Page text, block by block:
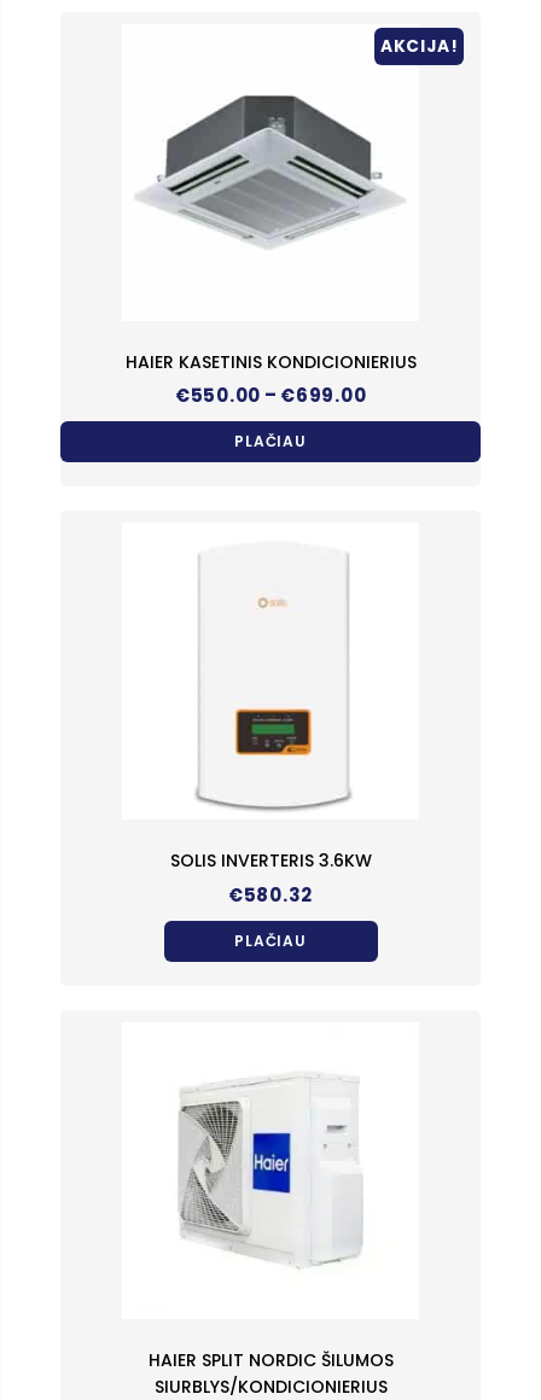
AKCIJA!
HAIER KASETINIS KONDICIONIERIUS
€550.00 – €699.00Price
€550.00
€699.00
PLAČIAU
SOLIS INVERTERIS 3.6KW
€580.32
PLAČIAU
HAIER SPLIT NORDIC ŠILUMOS
SIURBLYS/KONDICIONIERIUS